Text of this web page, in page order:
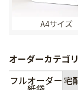
A4サイズ
オーダーカテゴ
フルオーダー宅